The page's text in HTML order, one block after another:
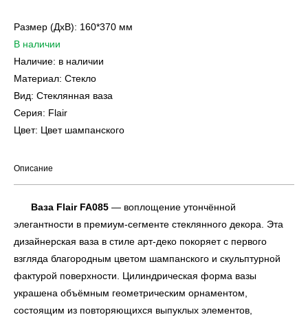
Размер (ДxВ): 160*370 мм
В наличии
Наличие: в наличии
Материал: Стекло
Вид: Стеклянная ваза
Серия: Flair
Цвет: Цвет шампанского
Описание
Ваза Flair FA085 — воплощение утончённой
элегантности в премиум-сегменте стеклянного декора. Эта
дизайнерская ваза в стиле арт-деко покоряет с первого
взгляда благородным цветом шампанского и скульптурной
фактурой поверхности. Цилиндрическая форма вазы
украшена объёмным геометрическим орнаментом,
состоящим из повторяющихся выпуклых элементов,